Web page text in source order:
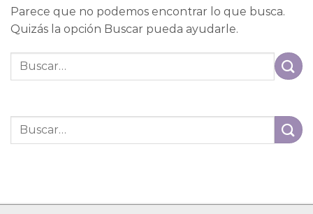
Parece que no podemos encontrar lo que busca.
Quizás la opción Buscar pueda ayudarle.